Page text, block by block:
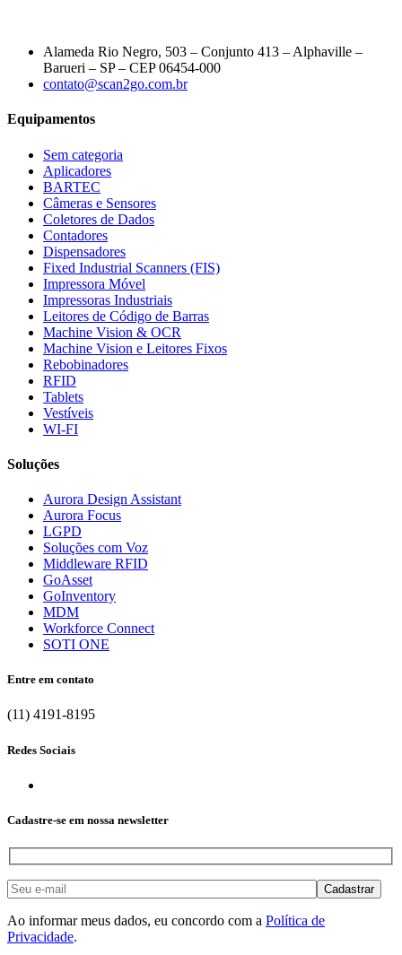
Alameda Rio Negro, 503 – Conjunto 413 – Alphaville –
Barueri – SP – CEP 06454-000
contato@scan2go.com.br
Equipamentos
Sem categoria
Aplicadores
BARTEC
Câmeras e Sensores
Coletores de Dados
Contadores
Dispensadores
Fixed Industrial Scanners (FIS)
Impressora Móvel
Impressoras Industriais
Leitores de Código de Barras
Machine Vision & OCR
Machine Vision e Leitores Fixos
Rebobinadores
RFID
Tablets
Vestíveis
WI-FI
Soluções
Aurora Design Assistant
Aurora Focus
LGPD
Soluções com Voz
Middleware RFID
GoAsset
GoInventory
MDM
Workforce Connect
SOTI ONE
Entre em contato
(11) 4191-8195
Redes Sociais
Cadastre-se em nossa newsletter
Ao informar meus dados, eu concordo com a Política de
Privacidade.